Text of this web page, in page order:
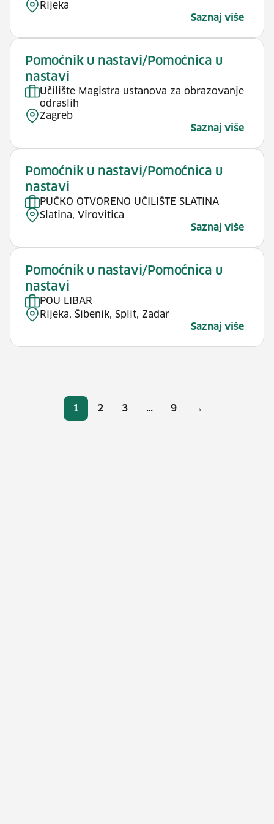
Rijeka
Saznaj više
Pomoćnik u nastavi/Pomoćnica u
nastavi
Učilište Magistra ustanova za obrazovanje
odraslih
Zagreb
Saznaj više
Pomoćnik u nastavi/Pomoćnica u
nastavi
PUČKO OTVORENO UČILIŠTE SLATINA
Slatina, Virovitica
Saznaj više
Pomoćnik u nastavi/Pomoćnica u
nastavi
POU LIBAR
Rijeka, Šibenik, Split, Zadar
Saznaj više
Brojevi stranica
Stranica
1 Stranica
2 Stranica
3 … Stranica
9 →